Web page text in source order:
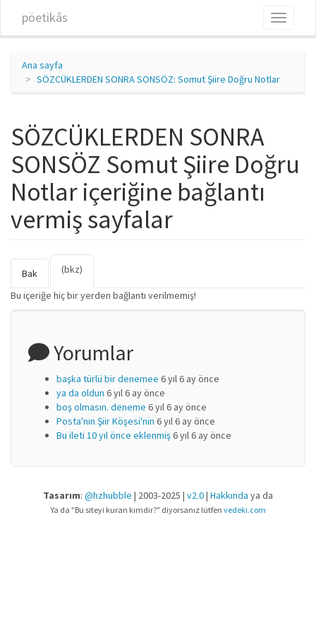
pöetikâs
Toggle
Ana sayfa
SÖZCÜKLERDEN SONRA SONSÖZ: Somut Şiire Doğru Notlar
SÖZCÜKLERDEN SONRA
SONSÖZ Somut Şiire Doğru
Notlar içeriğine bağlantı
vermiş sayfalar
Birincil sekmeler
Bak (bkz)
Bu içeriğe hiç bir yerden bağlantı verilmemiş!
Yorumlar
başka türlü bir denemee 6 yıl 6 ay önce
ya da oldun 6 yıl 6 ay önce
boş olmasın. deneme 6 yıl 6 ay önce
Posta'nın Şiir Köşesi'nin 6 yıl 6 ay önce
Bu ileti 10 yıl önce eklenmiş6 yıl 6 ay önce
Tasarım: @hzhubble | 2003-2025 | v2.0| Hakkında ya da
Ya da "Bu siteyi kuran kimdir?" diyorsanız lütfen vedeki.com